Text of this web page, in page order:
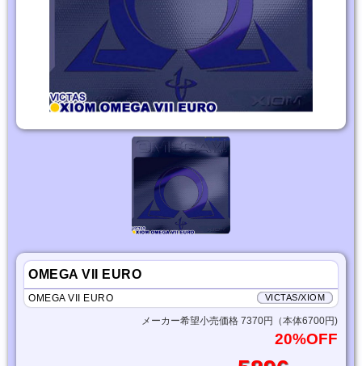
OMEGA VII EURO
VICTAS/XIOM
OMEGA VII EURO
メーカー希望小売価格 7370円（本体6700円)
20%OFF